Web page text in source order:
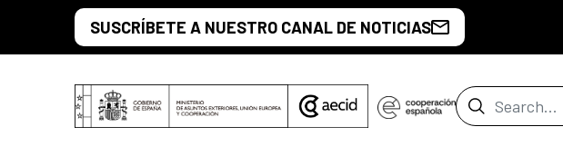
Skip to Main ContentSUSCRÍBETE A NUESTRO CANAL DE NOTICIAS
Search Bar